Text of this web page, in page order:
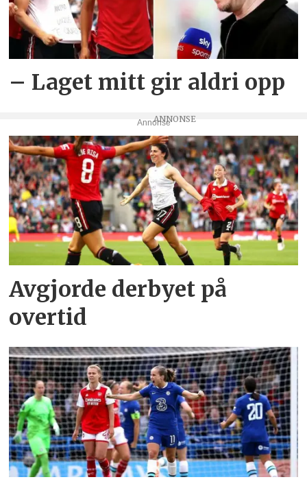
– Laget mitt gir aldri opp
Annonse
Avgjorde derbyet på
overtid